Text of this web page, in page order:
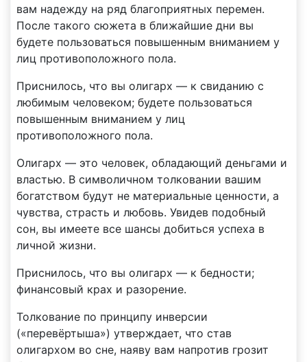
вам надежду на ряд благоприятных перемен.
После такого сюжета в ближайшие дни вы
будете пользоваться повышенным вниманием у
лиц противоположного пола.
Приснилось, что вы олигарх — к свиданию с
любимым человеком; будете пользоваться
повышенным вниманием у лиц
противоположного пола.
Олигарх — это человек, обладающий деньгами и
властью. В символичном толковании вашим
богатством будут не материальные ценности, а
чувства, страсть и любовь. Увидев подобный
сон, вы имеете все шансы добиться успеха в
личной жизни.
Приснилось, что вы олигарх — к бедности;
финансовый крах и разорение.
Толкование по принципу инверсии
(«перевёртыша») утверждает, что став
олигархом во сне, наяву вам напротив грозит